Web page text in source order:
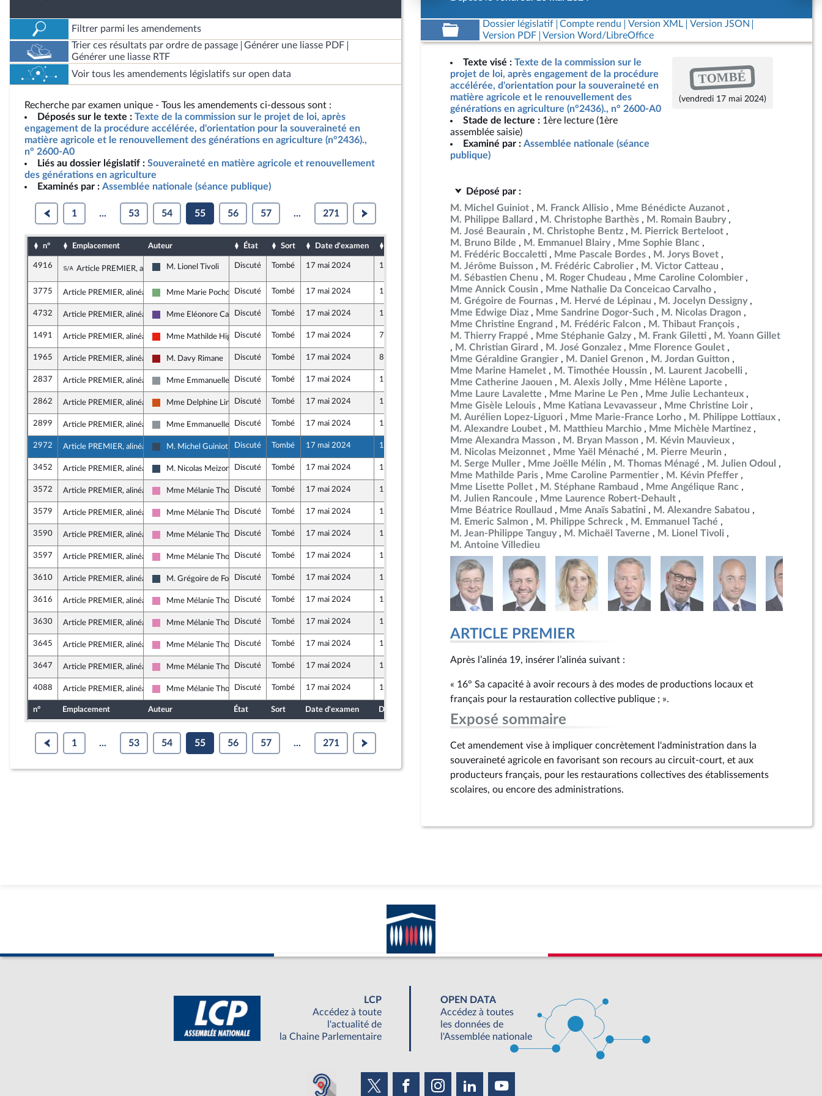
Filtrer parmi les amendements
Trier ces résultats par ordre de passage
Générer une liasse PDF
Générer une liasse RTF
Voir tous les amendements législatifs sur open data
Recherche par examen unique - Tous les amendements ci-dessous sont :
Déposés sur le texte : Texte de la commission sur le projet de loi, après
engagement de la procédure accélérée, d'orientation pour la souveraineté en
matière agricole et le renouvellement des générations en agriculture (n°2436).,
n° 2600-A0
Liés au dossier législatif : Souveraineté en matière agricole et renouvellement
des générations en agriculture
Examinés par : Assemblée nationale (séance publique)
1 ... 53 54 55 56 57 ... 271
n° Emplacement Auteur État Sort Date d'examen
4916 Sous-amendement de l'amendement n°1140
Article PREMIER, alinéa 19Rassemblement National
M. Lionel Tivoli Discuté Tombé 17 mai 2024 14 mai 2024
3775 Article PREMIER, alinéa 19
Écologiste - NUPES
Mme Marie Pochon Discuté Tombé 17 mai 2024 10 mai 2024
4732 Article PREMIER, alinéa 19
Renaissance
Mme Eléonore CaroitDiscuté Tombé 17 mai 2024 11 mai 2024
1491 Article PREMIER, alinéa 19
La France insoumise - Nouvelle Union Populaire écologique et sociale
Mme Mathilde HignetDiscuté Tombé 17 mai 2024 7 mai 2024
1965 Article PREMIER, alinéa 19
Gauche démocrate et républicaine - NUPES
M. Davy Rimane Discuté Tombé 17 mai 2024 8 mai 2024
2837 Article PREMIER, alinéa 19
Non inscrit
Mme Emmanuelle Ménard
Discuté Tombé 17 mai 2024 10 mai 2024
2862 Article PREMIER, alinéa 19
Démocrate (MoDem et Indépendants)
Mme Delphine Lingemann
Discuté Tombé 17 mai 2024 10 mai 2024
2899 Article PREMIER, alinéa 19
Non inscrit
Mme Emmanuelle Ménard
Discuté Tombé 17 mai 2024 10 mai 2024
2972 Article PREMIER, alinéa 19
Rassemblement National
M. Michel Guiniot Discuté Tombé 17 mai 2024 10 mai 2024
3452 Article PREMIER, alinéa 19
Rassemblement National
M. Nicolas MeizonnetDiscuté Tombé 17 mai 2024 10 mai 2024
3572 Article PREMIER, alinéa 19
Socialistes et apparentés
Mme Mélanie ThominDiscuté Tombé 17 mai 2024 10 mai 2024
3579 Article PREMIER, alinéa 19
Socialistes et apparentés
Mme Mélanie ThominDiscuté Tombé 17 mai 2024 10 mai 2024
3590 Article PREMIER, alinéa 19
Socialistes et apparentés
Mme Mélanie ThominDiscuté Tombé 17 mai 2024 10 mai 2024
3597 Article PREMIER, alinéa 19
Socialistes et apparentés
Mme Mélanie ThominDiscuté Tombé 17 mai 2024 10 mai 2024
3610 Article PREMIER, alinéa 19
Rassemblement National
M. Grégoire de FournasDiscuté Tombé 17 mai 2024 10 mai 2024
3616 Article PREMIER, alinéa 19
Socialistes et apparentés
Mme Mélanie ThominDiscuté Tombé 17 mai 2024 10 mai 2024
3630 Article PREMIER, alinéa 19
Socialistes et apparentés
Mme Mélanie ThominDiscuté Tombé 17 mai 2024 10 mai 2024
3645 Article PREMIER, alinéa 19
Socialistes et apparentés
Mme Mélanie ThominDiscuté Tombé 17 mai 2024 10 mai 2024
3647 Article PREMIER, alinéa 19
Socialistes et apparentés
Mme Mélanie ThominDiscuté Tombé 17 mai 2024 10 mai 2024
4088 Article PREMIER, alinéa 19
Socialistes et apparentés
Mme Mélanie ThominDiscuté Tombé 17 mai 2024 10 mai 2024
n° Emplacement Auteur État Sort Date d'examen Date de dépôt
1 ... 53 54 55 56 57 ... 271
Dossier législatif Compte rendu Version XML
Version JSON
Version PDF
Version Word/LibreOffice
Texte visé : Texte de la commission sur le
projet de loi, après engagement de la procédure
accélérée, d'orientation pour la souveraineté en
matière agricole et le renouvellement des
générations en agriculture (n°2436)., n° 2600-A0
Stade de lecture : 1ère lecture (1ère
assemblée saisie)
Examiné par : Assemblée nationale (séance
publique)
TOMBÉ
(vendredi 17 mai 2024)
Déposé par :
M. Michel Guiniot
M. Franck Allisio
Mme Bénédicte Auzanot
M. Philippe Ballard
M. Christophe Barthès
M. Romain Baubry
M. José Beaurain
M. Christophe Bentz
M. Pierrick Berteloot
M. Bruno Bilde
M. Emmanuel Blairy
Mme Sophie Blanc
M. Frédéric Boccaletti
Mme Pascale Bordes
M. Jorys Bovet
M. Jérôme Buisson
M. Frédéric Cabrolier
M. Victor Catteau
M. Sébastien Chenu
M. Roger Chudeau
Mme Caroline Colombier
Mme Annick Cousin
Mme Nathalie Da Conceicao Carvalho
M. Grégoire de Fournas
M. Hervé de Lépinau
M. Jocelyn Dessigny
Mme Edwige Diaz
Mme Sandrine Dogor-Such
M. Nicolas Dragon
Mme Christine Engrand
M. Frédéric Falcon
M. Thibaut François
M. Thierry Frappé
Mme Stéphanie Galzy M. Frank Giletti
M. Yoann Gillet
M. Christian Girard
M. José Gonzalez
Mme Florence Goulet
Mme Géraldine Grangier
M. Daniel Grenon
M. Jordan Guitton
Mme Marine Hamelet
M. Timothée Houssin
M. Laurent Jacobelli
Mme Catherine Jaouen
M. Alexis Jolly
Mme Hélène Laporte
Mme Laure Lavalette
Mme Marine Le Pen
Mme Julie Lechanteux
Mme Gisèle Lelouis
Mme Katiana Levavasseur
Mme Christine Loir
M. Aurélien Lopez-Liguori
Mme Marie-France Lorho
M. Philippe Lottiaux
M. Alexandre Loubet
M. Matthieu Marchio
Mme Michèle Martinez
Mme Alexandra Masson
M. Bryan Masson
M. Kévin Mauvieux
M. Nicolas Meizonnet
Mme Yaël Ménaché
M. Pierre Meurin
M. Serge Muller
Mme Joëlle Mélin M. Thomas Ménagé
M. Julien Odoul
Mme Mathilde Paris
Mme Caroline Parmentier
M. Kévin Pfeffer
Mme Lisette Pollet
M. Stéphane Rambaud
Mme Angélique Ranc
M. Julien Rancoule
Mme Laurence Robert-Dehault
Mme Béatrice Roullaud
Mme Anaïs Sabatini
M. Alexandre Sabatou
M. Emeric Salmon
M. Philippe Schreck
M. Emmanuel Taché
M. Jean-Philippe Tanguy
M. Michaël Taverne
M. Lionel Tivoli
M. Antoine Villedieu
ARTICLE PREMIER
Après l’alinéa 19, insérer l’alinéa suivant :
« 16° Sa capacité à avoir recours à des modes de productions locaux et
français pour la restauration collective publique ; ».
Exposé sommaire
Cet amendement vise à impliquer concrètement l'administration dans la
souveraineté agricole en favorisant son recours au circuit-court, et aux
producteurs français, pour les restaurations collectives des établissements
scolaires, ou encore des administrations.
LCP
Accédez à toute
l'actualité de
la Chaine Parlementaire
OPEN DATA
Accédez à toutes
les données de
l'Assemblée nationale